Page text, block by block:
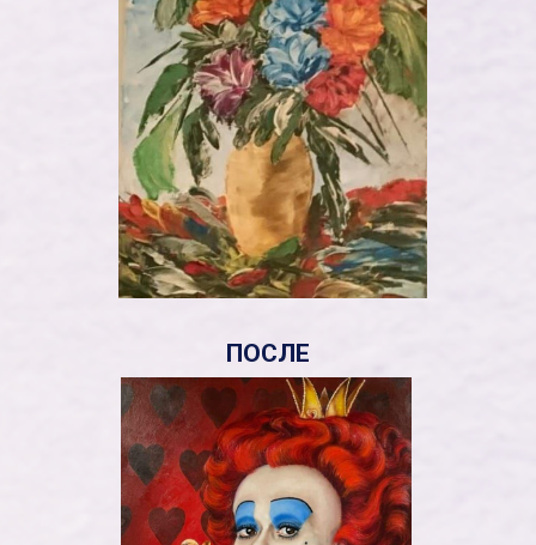
ПОСЛЕ